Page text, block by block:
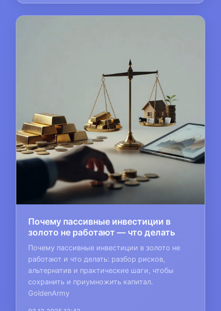
Почему пассивные инвестиции в
золото не работают — что делать
Почему пассивные инвестиции в золото не
работают и что делать: разбор рисков,
альтернатив и практические шаги, чтобы
сохранить и приумножить капитал.
GoldenArmy